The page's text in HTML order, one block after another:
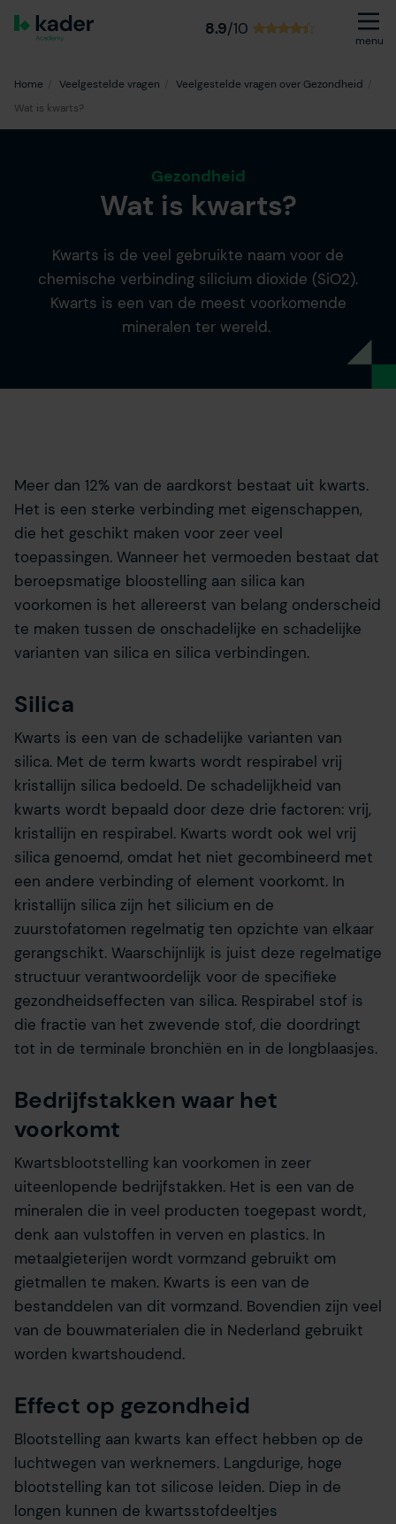
8.9/10
menu
Home Veelgestelde vragen
Veelgestelde vragen over Gezondheid
Wat is kwarts?
Gezondheid
Wat is kwarts?
Kwarts is de veel gebruikte naam voor de
chemische verbinding silicium dioxide (SiO2).
Kwarts is een van de meest voorkomende
mineralen ter wereld.
Meer dan 12% van de aardkorst bestaat uit kwarts.
Het is een sterke verbinding met eigenschappen,
die het geschikt maken voor zeer veel
toepassingen. Wanneer het vermoeden bestaat dat
beroepsmatige bloostelling aan silica kan
voorkomen is het allereerst van belang onderscheid
te maken tussen de onschadelijke en schadelijke
varianten van silica en silica verbindingen.
Silica
Kwarts is een van de schadelijke varianten van
silica. Met de term kwarts wordt respirabel vrij
kristallijn silica bedoeld. De schadelijkheid van
kwarts wordt bepaald door deze drie factoren: vrij,
kristallijn en respirabel. Kwarts wordt ook wel vrij
silica genoemd, omdat het niet gecombineerd met
een andere verbinding of element voorkomt. In
kristallijn silica zijn het silicium en de
zuurstofatomen regelmatig ten opzichte van elkaar
gerangschikt. Waarschijnlijk is juist deze regelmatige
structuur verantwoordelijk voor de specifieke
gezondheidseffecten van silica. Respirabel stof is
die fractie van het zwevende stof, die doordringt
tot in de terminale bronchiën en in de longblaasjes.
Bedrijfstakken waar het
voorkomt
Kwartsblootstelling kan voorkomen in zeer
uiteenlopende bedrijfstakken. Het is een van de
mineralen die in veel producten toegepast wordt,
denk aan vulstoffen in verven en plastics. In
metaalgieterijen wordt vormzand gebruikt om
gietmallen te maken. Kwarts is een van de
bestanddelen van dit vormzand. Bovendien zijn veel
van de bouwmaterialen die in Nederland gebruikt
worden kwartshoudend.
Effect op gezondheid
Blootstelling aan kwarts kan effect hebben op de
luchtwegen van werknemers. Langdurige, hoge
blootstelling kan tot silicose leiden. Diep in de
longen kunnen de kwartsstofdeeltjes